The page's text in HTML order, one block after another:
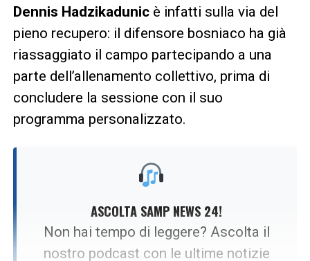
Dennis Hadzikadunicè infatti sulla via del
pieno recupero: il difensore bosniaco ha già
riassaggiato il campo partecipando a una
parte dell’allenamento collettivo, prima di
concludere la sessione con il suo
programma personalizzato.
ASCOLTA SAMP NEWS 24!
Non hai tempo di leggere? Ascolta il
nostro podcast con le ultime notizie